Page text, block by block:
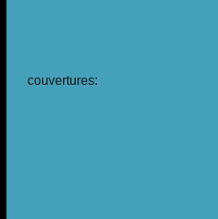
couvertures: